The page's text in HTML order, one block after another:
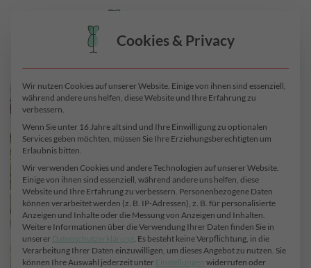
Cookies & Privacy
Wir nutzen Cookies auf unserer Website. Einige von ihnen sind essenziell,
während andere uns helfen, diese Website und Ihre Erfahrung zu
verbessern.
Wenn Sie unter 16 Jahre alt sind und Ihre Einwilligung zu optionalen
Services geben möchten, müssen Sie Ihre Erziehungsberechtigten um
Erlaubnis bitten.
Wir verwenden Cookies und andere Technologien auf unserer Website.
Einige von ihnen sind essenziell, während andere uns helfen, diese
Website und Ihre Erfahrung zu verbessern. Personenbezogene Daten
können verarbeitet werden (z. B. IP-Adressen), z. B. für personalisierte
Anzeigen und Inhalte oder die Messung von Anzeigen und Inhalten.
Weitere Informationen über die Verwendung Ihrer Daten finden Sie in
unserer Datenschutzerklärung. Es besteht keine Verpflichtung, in die
Verarbeitung Ihrer Daten einzuwilligen, um dieses Angebot zu nutzen. Sie
können Ihre Auswahl jederzeit unter Einstellungen widerrufen oder